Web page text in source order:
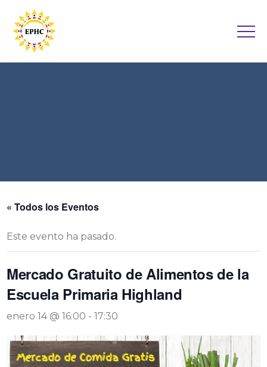
« Todos los Eventos
Este evento ha pasado.
Mercado Gratuito de Alimentos de la
Escuela Primaria Highland
enero 14 @ 16:00 -17:30